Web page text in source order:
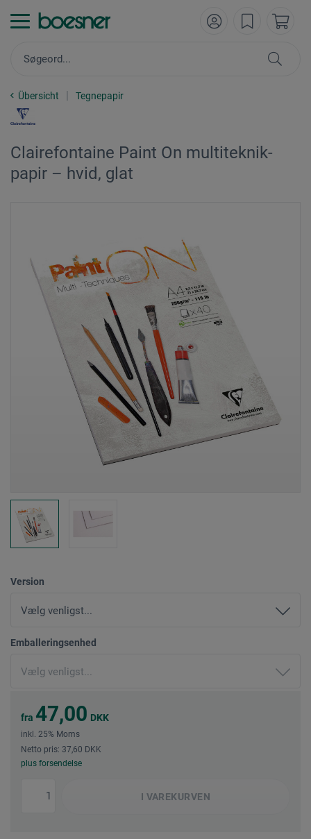
Übersicht Tegnepapir
Clairefontaine Paint On multiteknik-
papir – hvid, glat
Version
Emballeringsenhed
fra 47,00 DKK
inkl. 25% Moms
Netto pris: 37,60 DKK
plus forsendelse
I VAREKURVEN